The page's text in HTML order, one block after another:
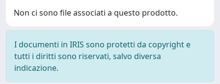
Non ci sono file associati a questo prodotto.
I documenti in IRIS sono protetti da copyright e
tutti i diritti sono riservati, salvo diversa
indicazione.